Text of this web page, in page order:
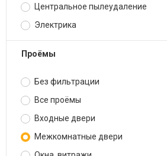
Центральное пылеудаление
Электрика
Проёмы
Без фильтрации
Все проёмы
Входные двери
Межкомнатные двери